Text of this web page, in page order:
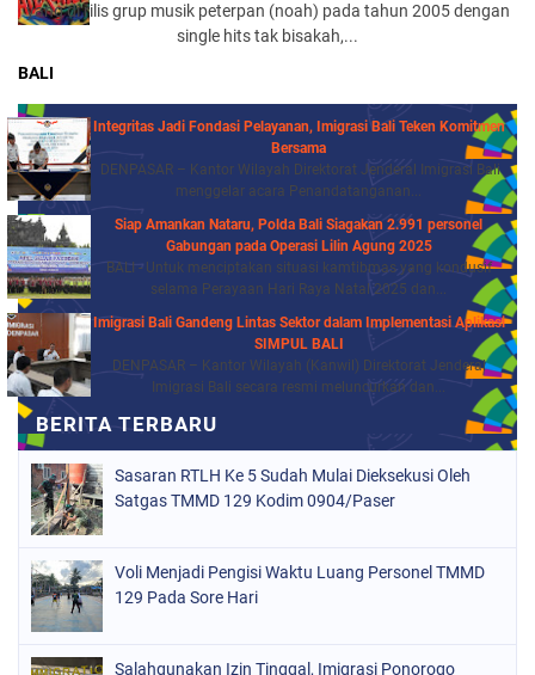
yang di rilis grup musik peterpan (noah) pada tahun 2005 dengan
single hits tak bisakah,...
BALI
Integritas Jadi Fondasi Pelayanan, Imigrasi Bali Teken Komitmen
Bersama
DENPASAR – Kantor Wilayah Direktorat Jenderal Imigrasi Bali
menggelar acara Penandatanganan...
Siap Amankan Nataru, Polda Bali Siagakan 2.991 personel
Gabungan pada Operasi Lilin Agung 2025
BALI - Untuk menciptakan situasi kamtibmas yang kondusif
selama Perayaan Hari Raya Natal 2025 dan...
Imigrasi Bali Gandeng Lintas Sektor dalam Implementasi Aplikasi
SIMPUL BALI
DENPASAR – Kantor Wilayah (Kanwil) Direktorat Jenderal
Imigrasi Bali secara resmi meluncurkan dan...
Sasaran RTLH Ke 5 Sudah Mulai Dieksekusi Oleh
Satgas TMMD 129 Kodim 0904/Paser
Voli Menjadi Pengisi Waktu Luang Personel TMMD
129 Pada Sore Hari
Salahgunakan Izin Tinggal, Imigrasi Ponorogo